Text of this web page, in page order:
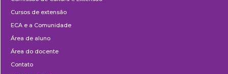
e
Extensão
Cursos de extensão
ECA e a Comunidade
Área de aluno
Área do docente
Contato